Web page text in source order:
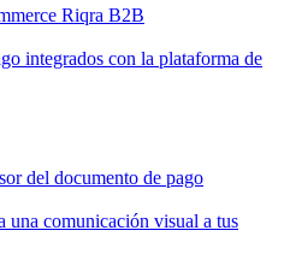
Riqra B2B
integrados con la plataforma de
del documento de pago
una comunicación visual a tus